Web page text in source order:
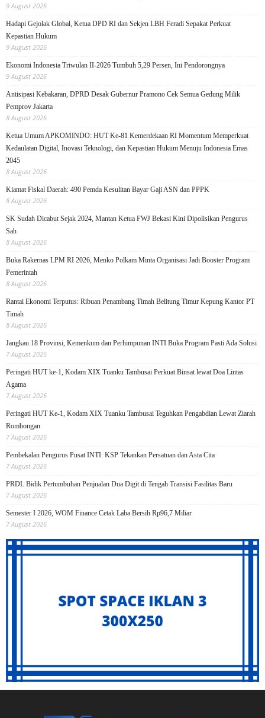
9 August 2026
Hadapi Gejolak Global, Ketua DPD RI dan Sekjen LBH Feradi Sepakat Perkuat
Kepastian Hukum
9 August 2026
Ekonomi Indonesia Triwulan II-2026 Tumbuh 5,29 Persen, Ini Pendorongnya
9 August 2026
Antisipasi Kebakaran, DPRD Desak Gubernur Pramono Cek Semua Gedung Milik
Pemprov Jakarta
8 August 2026
Ketua Umum APKOMINDO: HUT Ke-81 Kemerdekaan RI Momentum Memperkuat
Kedaulatan Digital, Inovasi Teknologi, dan Kepastian Hukum Menuju Indonesia Emas
2045
8 August 2026
Kiamat Fiskal Daerah: 490 Pemda Kesulitan Bayar Gaji ASN dan PPPK
8 August 2026
SK Sudah Dicabut Sejak 2024, Mantan Ketua FWJ Bekasi Kini Dipolisikan Pengurus
Sah
8 August 2026
Buka Rakernas LPM RI 2026, Menko Polkam Minta Organisasi Jadi Booster Program
Pemerintah
8 August 2026
Rantai Ekonomi Terputus: Ribuan Penambang Timah Belitung Timur Kepung Kantor PT
Timah
8 August 2026
Jangkau 18 Provinsi, Kemenkum dan Perhimpunan INTI Buka Program Pasti Ada Solusi
7 August 2026
Peringati HUT ke-1, Kodam XIX Tuanku Tambusai Perkuat Binsat lewat Doa Lintas
Agama
7 August 2026
Peringati HUT Ke-1, Kodam XIX Tuanku Tambusai Teguhkan Pengabdian Lewat Ziarah
Rombongan
7 August 2026
Pembekalan Pengurus Pusat INTI: KSP Tekankan Persatuan dan Asta Cita
7 August 2026
PRDL Bidik Pertumbuhan Penjualan Dua Digit di Tengah Transisi Fasilitas Baru
7 August 2026
Semester I 2026, WOM Finance Cetak Laba Bersih Rp96,7 Miliar
7 August 2026